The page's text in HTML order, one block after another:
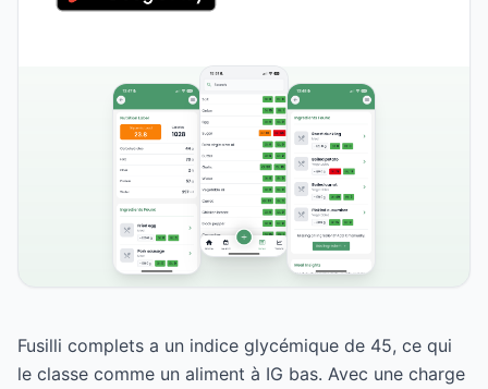
Fusilli complets a un indice glycémique de 45, ce qui
le classe comme un aliment à IG bas. Avec une charge